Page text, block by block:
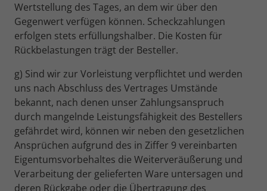
Wertstellung des Tages, an dem wir über den
Gegenwert verfügen können. Scheckzahlungen
erfolgen stets erfüllungshalber. Die Kosten für
Rückbelastungen trägt der Besteller.
g) Sind wir zur Vorleistung verpflichtet und werden
uns nach Abschluss des Vertrages Umstände
bekannt, nach denen unser Zahlungsanspruch
durch mangelnde Leistungsfähigkeit des Bestellers
gefährdet wird, können wir neben den gesetzlichen
Ansprüchen aufgrund des in Ziffer 9 vereinbarten
Eigentumsvorbehaltes die Weiterveräußerung und
Verarbeitung der gelieferten Ware untersagen und
deren Rückgabe oder die Übertragung des